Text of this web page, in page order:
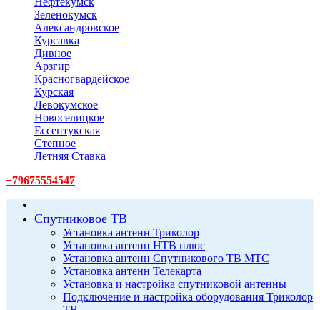
Зеленокумск
Александровское
Курсавка
Дивное
Арзгир
Красногвардейское
Курская
Левокумское
Новоселицкое
Ессентукская
Степное
Летняя Ставка
+79675554547
Спутниковое ТВ
Установка антенн Триколор
Установка антенн НТВ плюс
Установка антенн Спутникового ТВ МТС
Установка антенн Телекарта
Установка и настройка спутниковой антенны
Подключение и настройка оборудования Триколор